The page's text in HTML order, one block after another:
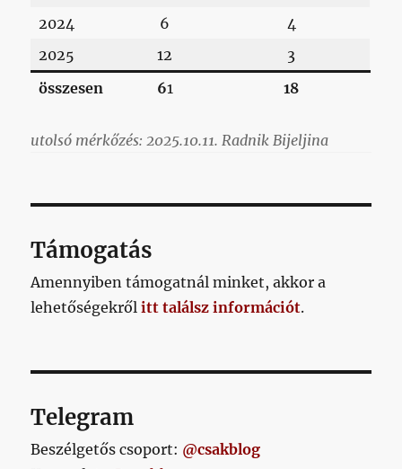
2024
6
4
2025
12
3
összesen
61 18
utolsó mérkőzés: 2025.10.11. Radnik Bijeljina
Támogatás
Amennyiben támogatnál minket, akkor a
lehetőségekrőlitt találsz információt.
Telegram
Beszélgetős csoport: @csakblog